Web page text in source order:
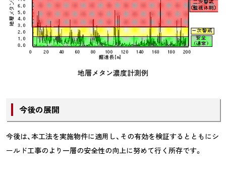
地層メタン濃度計測例
今後の展開
今後は、本工法を実施物件に適用し、その有効を検証するとともにシ
ールド工事のより一層の安全性の向上に努めて行く所存です。